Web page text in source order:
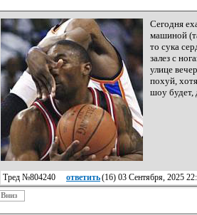
Сегодня
машиной
то сука
залез с
улице
похуй,
шоу будет,
Тред №804240 ответить(16) 03 Сентября, 2025
Вниз